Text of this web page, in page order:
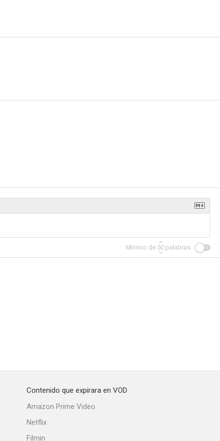
Mínimo de 50 palabras
Contenido que expirara en VOD
Amazon Prime Video
Netflix
Filmin